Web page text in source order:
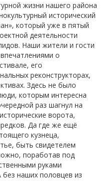
жизни нашего района
исторический
который уже в пятый
деятельности
Наши жители и гости
о
его
реконструкторах,
Здесь не было
которым интересна
раз шагнул на
ворота,
Да где же ещё
кузнеца,
быть свидетелем
поработав под
руками
без наших половцев из